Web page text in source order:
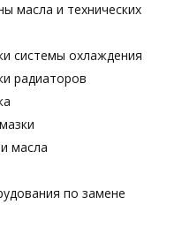
масла и технических
системы охлаждения
радиаторов
масла
по замене